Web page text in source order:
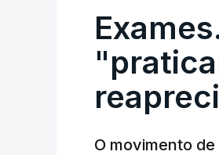
O movimento